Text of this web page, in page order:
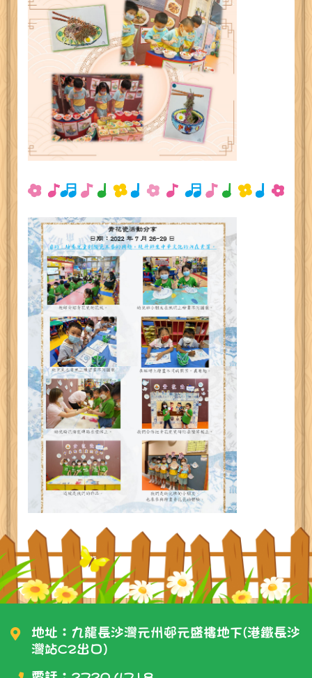
地址：九龍長沙灣元州邨元盛樓地下(港鐵長沙
灣站C2出口)